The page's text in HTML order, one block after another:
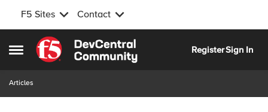
F5 Sites Contact
Open Side Menu
Skip to content
RegisterSign In
Articles